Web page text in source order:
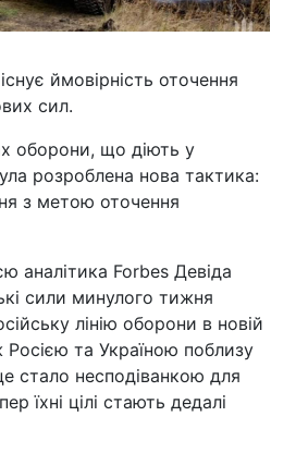
ймовірність оточення
сил.
оборони, що діють у
розроблена нова тактика:
з метою оточення
аналітика Forbes Девіда
сили минулого тижня
лінію оборони в новій
Росією та Україною поблизу
стало несподіванкою для
їхні цілі стають дедалі